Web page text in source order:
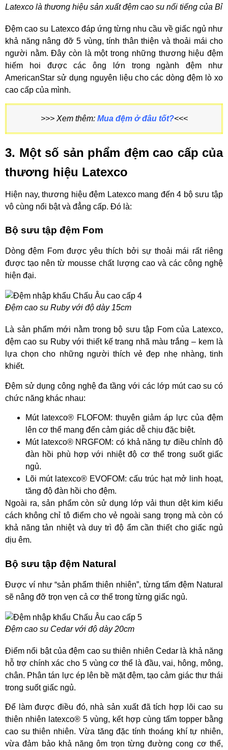
Latexco là thương hiệu sản xuất đệm cao su nổi tiếng của Bỉ
Đệm cao su Latexco đáp ứng từng nhu cầu về giấc ngủ như
khả năng nâng đỡ 5 vùng, tính thân thiện và thoải mái cho
người nằm. Đây còn là một trong những thương hiệu đệm
hiếm hoi được các ông lớn trong ngành đệm như
AmericanStar sử dụng nguyên liệu cho các dòng đệm lò xo
cao cấp của mình.
>>> Xem thêm: Mua đệm ở đâu tốt?<<<
3. Một số sản phẩm đệm cao cấp của
thương hiệu Latexco
Hiện nay, thương hiệu đệm Latexco mang đến 4 bộ sưu tập
vô cùng nổi bật và đẳng cấp. Đó là:
Bộ sưu tập đệm Fom
Dòng đệm Fom được yêu thích bởi sự thoải mái rất riêng
được tạo nên từ mousse chất lượng cao và các công nghệ
hiện đại.
Đệm cao su Ruby với độ dày 15cm
Là sản phẩm mới nằm trong bộ sưu tập Fom của Latexco,
đệm cao su Ruby với thiết kế trang nhã màu trắng – kem là
lựa chọn cho những người thích vẻ đẹp nhẹ nhàng, tinh
khiết.
Đệm sử dụng công nghệ đa tầng với các lớp mút cao su có
chức năng khác nhau:
Mút latexco® FLOFOM: thuyên giảm áp lực của đệm
lên cơ thể mang đến cảm giác dễ chịu đặc biệt.
Mút latexco® NRGFOM: có khả năng tự điều chỉnh độ
đàn hồi phù hợp với nhiệt độ cơ thể trong suốt giấc
ngủ.
Lõi mút latexco® EVOFOM: cấu trúc hạt mở linh hoạt,
tăng độ đàn hồi cho đệm.
Ngoài ra, sản phẩm còn sử dụng lớp vải thun dệt kim kiểu
cách không chỉ tô điểm cho vẻ ngoài sang trọng mà còn có
khả năng tản nhiệt và duy trì độ ẩm cần thiết cho giấc ngủ
dịu êm.
Bộ sưu tập đệm Natural
Được ví như “sản phẩm thiên nhiên”, từng tấm đệm Natural
sẽ nâng đỡ trọn vẹn cả cơ thể trong từng giấc ngủ.
Đệm cao su Cedar với độ dày 20cm
Điểm nổi bật của đệm cao su thiên nhiên Cedar là khả năng
hỗ trợ chính xác cho 5 vùng cơ thể là đầu, vai, hông, mông,
chân. Phân tán lực ép lên bề mặt đệm, tạo cảm giác thư thái
trong suốt giấc ngủ.
Để làm được điều đó, nhà sản xuất đã tích hợp lõi cao su
thiên nhiên latexco® 5 vùng, kết hợp cùng tấm topper bằng
cao su thiên nhiên. Vừa tăng đặc tính thoáng khí tự nhiên,
vừa đảm bảo khả năng ôm trọn từng đường cong cơ thể,